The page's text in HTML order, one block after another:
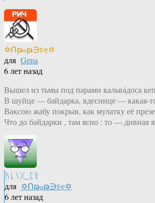
✡Ոթℴթ∋চҿ✡
для Gena
6 лет назад
Вышел из тьмы под парами кальвáдоса
В шуйце — байдарка, вдеснице — какая-
Ваксою жабу покрыв, как мулатку её
Что до байдарки , там ясно : то — дивная
ᚤᚳᛊᚷ_ᛈᚱ
для ✡Ոթℴթ∋চҿ✡
6 лет назад